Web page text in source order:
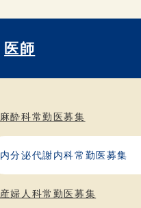
医師
麻酔科常勤医募集
内分泌代謝内科常勤医募集
産婦人科常勤医募集